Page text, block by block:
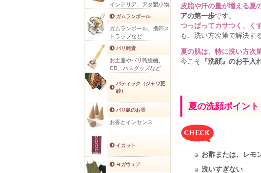
皮脂や汗の量が増える夏
アの第一歩です。
つっぱってカサつく、く
も、洗い方次第で解決す
夏の肌は、特に洗い方次
今こそ 『洗顔』のお手入
夏の洗顔ポイント
お酢または、レモ
洗いすぎない
インテリア、アタ製小物
ガムランボール
ガムランボール、携帯ス
トラップなど
バリ雑貨
お土産やバリ島絵画、
CD、バスグッズなど
バティック（ジャワ更
紗）
バリ島のお香
お香とインセンス
イカット
ヨガウェア